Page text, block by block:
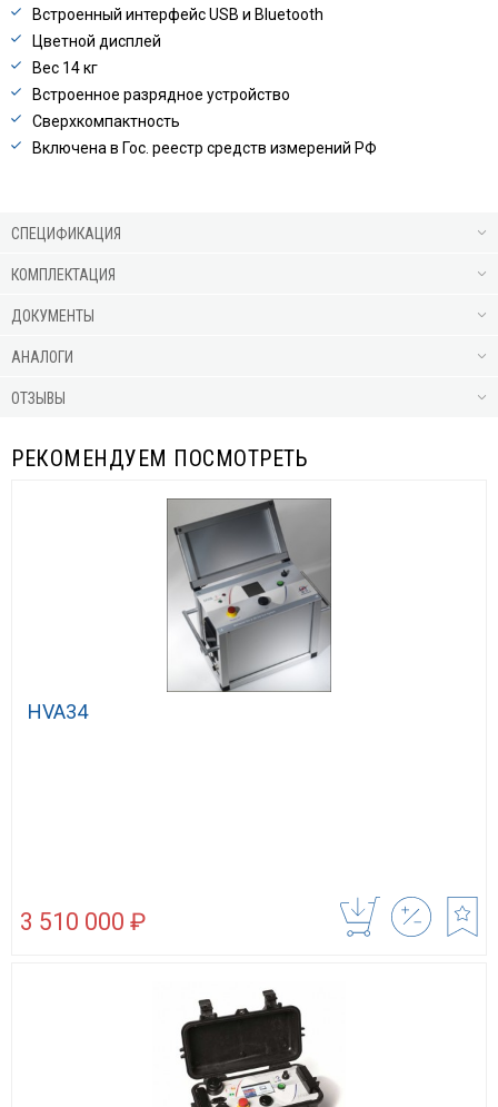
Встроенный интерфейс USB и Bluetooth
Цветной дисплей
Вес 14 кг
Встроенное разрядное устройство
Сверхкомпактность
Включена в Гос. реестр средств измерений РФ
СПЕЦИФИКАЦИЯ
КОМПЛЕКТАЦИЯ
ДОКУМЕНТЫ
АНАЛОГИ
ОТЗЫВЫ
РЕКОМЕНДУЕМ ПОСМОТРЕТЬ
HVA34
3 510 000 ₽